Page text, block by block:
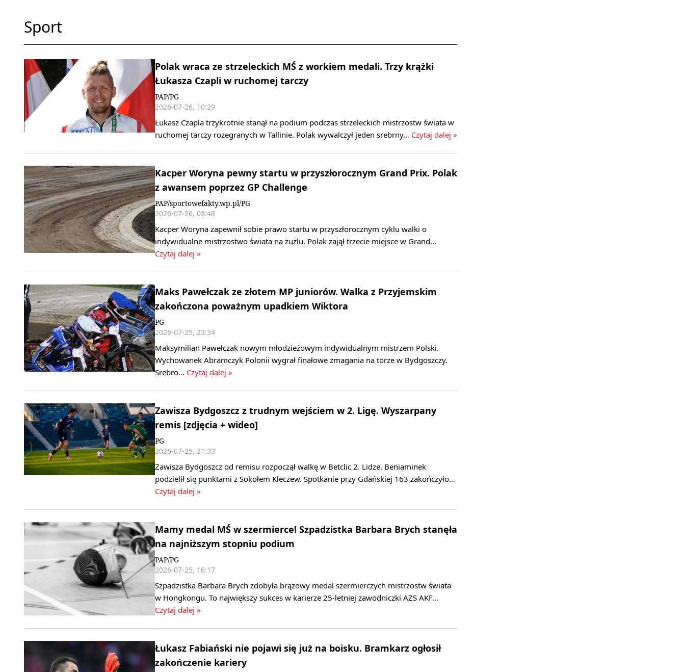
Sport
Polak wraca ze strzeleckich MŚ z workiem medali. Trzy krążki
Łukasza Czapli w ruchomej tarczy
PAP/PG
2026-07-26, 10:29
Łukasz Czapla trzykrotnie stanął na podium podczas strzeleckich mistrzostw świata w
ruchomej tarczy rozegranych w Tallinie. Polak wywalczył jeden srebrny… Czytaj dalej »
Kacper Woryna pewny startu w przyszłorocznym Grand Prix. Polak
z awansem poprzez GP Challenge
PAP/sportowefakty.wp.pl/PG
2026-07-26, 08:48
Kacper Woryna zapewnił sobie prawo startu w przyszłorocznym cyklu walki o
indywidualne mistrzostwo świata na żużlu. Polak zajął trzecie miejsce w Grand…
Czytaj dalej »
Maks Pawełczak ze złotem MP juniorów. Walka z Przyjemskim
zakończona poważnym upadkiem Wiktora
PG
2026-07-25, 23:34
Maksymilian Pawełczak nowym młodzieżowym indywidualnym mistrzem Polski.
Wychowanek Abramczyk Polonii wygrał finałowe zmagania na torze w Bydgoszczy.
Srebro… Czytaj dalej »
Zawisza Bydgoszcz z trudnym wejściem w 2. Ligę. Wyszarpany
remis [zdjęcia + wideo]
PG
2026-07-25, 21:33
Zawisza Bydgoszcz od remisu rozpoczął walkę w Betclic 2. Lidze. Beniaminek
podzielił się punktami z Sokołem Kleczew. Spotkanie przy Gdańskiej 163 zakończyło…
Czytaj dalej »
Mamy medal MŚ w szermierce! Szpadzistka Barbara Brych stanęła
na najniższym stopniu podium
PAP/PG
2026-07-25, 16:17
Szpadzistka Barbara Brych zdobyła brązowy medal szermierczych mistrzostw świata
w Hongkongu. To największy sukces w karierze 25-letniej zawodniczki AZS AKF…
Czytaj dalej »
Łukasz Fabiański nie pojawi się już na boisku. Bramkarz ogłosił
zakończenie kariery